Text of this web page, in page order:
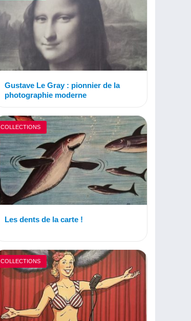
Gustave Le Gray : pionnier de la
photographie moderne
COLLECTIONS
Les dents de la carte !
COLLECTIONS